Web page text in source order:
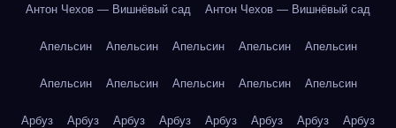
Антон Чехов — Вишнёвый сад Антон Чехов — Вишнёвый сад
Апельсин Апельсин Апельсин Апельсин Апельсин
Апельсин Апельсин Апельсин Апельсин Апельсин
Арбуз Арбуз Арбуз Арбуз Арбуз Арбуз Арбуз Арбуз